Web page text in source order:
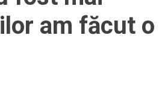
am făcut o